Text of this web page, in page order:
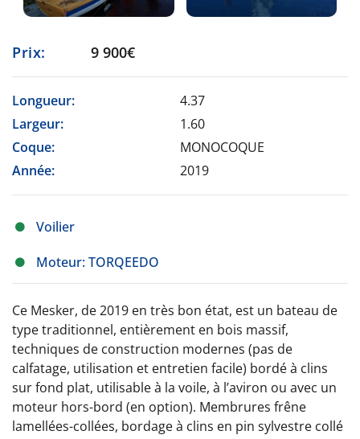
Prix: 9 900€
Longueur:
4.37
Largeur:
1.60
Coque:
MONOCOQUE
Année:
2019
Voilier
Moteur: TORQEEDO
Ce Mesker, de 2019 en très bon état, est un bateau de
type traditionnel, entièrement en bois massif,
techniques de construction modernes (pas de
calfatage, utilisation et entretien facile) bordé à clins
sur fond plat, utilisable à la voile, à l’aviron ou avec un
moteur hors-bord (en option). Membrures frêne
lamellées-collées, bordage à clins en pin sylvestre collé